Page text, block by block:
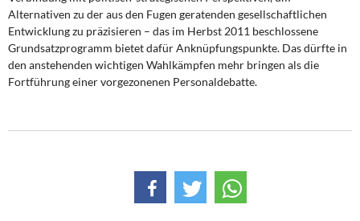
Alternativen zu der aus den Fugen geratenden gesellschaftlichen
Entwicklung zu präzisieren – das im Herbst 2011 beschlossene
Grundsatzprogramm bietet dafür Anknüpfungspunkte. Das dürfte in
den anstehenden wichtigen Wahlkämpfen mehr bringen als die
Fortführung einer vorgezonenen Personaldebatte.